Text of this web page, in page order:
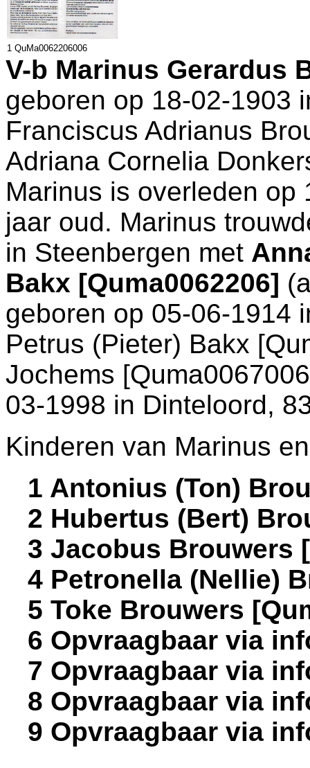
1 QuMa0062206006
V-b Marinus Gerardus
geboren op 18-02-1903
Franciscus Adrianus
Adriana Cornelia
Marinus is overleden
jaar oud. Marinus
in Steenbergen met
Bakx [Quma0062206]
geboren op 05-06-1914
Petrus (Pieter) Bakx
Jochems
03-1998 in Dinteloord,
Kinderen van Marinus
1 Antonius (Ton)
2 Hubertus (Bert)
3 Jacobus Brouwers
4 Petronella (Nellie)
5 Toke Brouwers
6 Opvraagbaar via
7 Opvraagbaar via
8 Opvraagbaar via
9 Opvraagbaar via